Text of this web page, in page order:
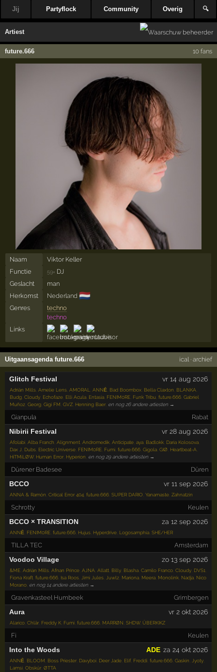
Jij Partyflock Community Overig 🔍
Artiest
future.666 10 fans
Naam
Viktor Keller
Functie
59× DJ
Geslacht
man
Herkomst
Nederland 🇳🇱
Genres
techno
techno
Links
Uitgaansagenda future.666 ical· archief
Glitch Festival vr 14 aug 2026
Adrián Mills ,Amelie Lens ,AMORAL ,ANNĒ Bad Boombox Bella Claxton BLANKA
Budg ,Cloudy Echofaze Elli Acula Entasia FENIM0RE Funk Tribu future.666 ,Gabriel
Muñoz ,Georg ,Gigi FM ,GVZ Henning Baer en nog 26 andere artiesten →
Gianpula Rabat
Nibirii Festival vr 28 aug 2026
Afolabi ,Alba Franch ,Alignment ,Andromedik ,Anticipate ,aya Badlokk Daria Kolosova
Dax J Dubs Electric Universe FENIM0RE Fumi future.666 ,Gigola ,GIØ Heartbeat-A
HiTMiLØW, Human Error Hyperion en nog 29 andere artiesten →
Dürener Badesee Düren
BCCO vr 11 sep 2026
ANNA & Ramón ,Critical Error 404 future.666 ,SUPER DARIO ,Yanamaste ,Zahnatzin
Schrotty Keulen
BCCO × TRANSITION za 12 sep 2026
ANNĒ FENIM0RE future.666 Hujus Hyperdrive Logosamphia ,SHE/HER
TILLA TEC Amsterdam
Voodoo Village zo 13 sep 2026
&ME ,Adrián Mills ,Afnan Prince ,AJNA ,Allatt Billy Blasha ,Camilo Franco ,Cloudy DVS1
Fiona Kraft future.666 Isa Roos Jimi Jules Juwlz Mariona Meera Monolink Nadja Nico
Morano en nog 14 andere artiesten →
Gravenkasteel Humbeek Grimbergen
Aura vr 2 okt 2026
Alarico ,Chlär Freddy K Fumi future.666 MARRØN ,SHDW,ÜBERKIKZ
Fi Keulen
Into the Woods za 24 okt 2026
ADE
ANNĒ BLOOM Boss Priester Davyboi Deer Jade Elif Freddi future.666 ,Gaskin Jyoty
Lamsi ,Obskür ,ØTTA